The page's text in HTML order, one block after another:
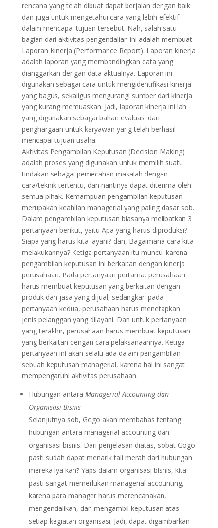
rencana yang telah dibuat dapat berjalan dengan baik
dan juga untuk mengetahui cara yang lebih efektif
dalam mencapai tujuan tersebut. Nah, salah satu
bagian dari aktivitas pengendalian ini adalah membuat
Laporan Kinerja (Performance Report). Laporan kinerja
adalah laporan yang membandingkan data yang
dianggarkan dengan data aktualnya. Laporan ini
digunakan sebagai cara untuk mengidentifikasi kinerja
yang bagus, sekaligus mengurangi sumber dari kinerja
yang kurang memuaskan. Jadi, laporan kinerja ini lah
yang digunakan sebagai bahan evaluasi dan
penghargaan untuk karyawan yang telah berhasil
mencapai tujuan usaha.
Aktivitas Pengambilan Keputusan (Decision Making)
adalah proses yang digunakan untuk memilih suatu
tindakan sebagai pemecahan masalah dengan
cara/teknik tertentu, dan nantinya dapat diterima oleh
semua pihak. Kemampuan pengambilan keputusan
merupakan keahlian managerial yang paling dasar sob.
Dalam pengambilan keputusan biasanya melibatkan 3
pertanyaan berikut, yaitu Apa yang harus diproduksi?
Siapa yang harus kita layani? dan, Bagaimana cara kita
melakukannya? Ketiga pertanyaan itu muncul karena
pengambilan keputusan ini berkaitan dengan kinerja
perusahaan. Pada pertanyaan pertama, perusahaan
harus membuat keputusan yang berkaitan dengan
produk dan jasa yang dijual, sedangkan pada
pertanyaan kedua, perusahaan harus menetapkan
jenis pelanggan yang dilayani. Dan untuk pertanyaan
yang terakhir, perusahaan harus membuat keputusan
yang berkaitan dengan cara pelaksanaannya. Ketiga
pertanyaan ini akan selalu ada dalam pengambilan
sebuah keputusan managerial, karena hal ini sangat
mempengaruhi aktivitas perusahaan.
Hubungan antara Managerial Accounting dan
Organisasi Bisnis
Selanjutnya sob, Gogo akan membahas tentang
hubungan antara managerial accounting dan
organisasi bisnis. Dari penjelasan diatas, sobat Gogo
pasti sudah dapat menarik tali merah dari hubungan
mereka iya kan? Yaps dalam organisasi bisnis, kita
pasti sangat memerlukan managerial accounting,
karena para manager harus merencanakan,
mengendalikan, dan mengambil keputusan atas
setiap kegiatan organisasi. Jadi, dapat digambarkan